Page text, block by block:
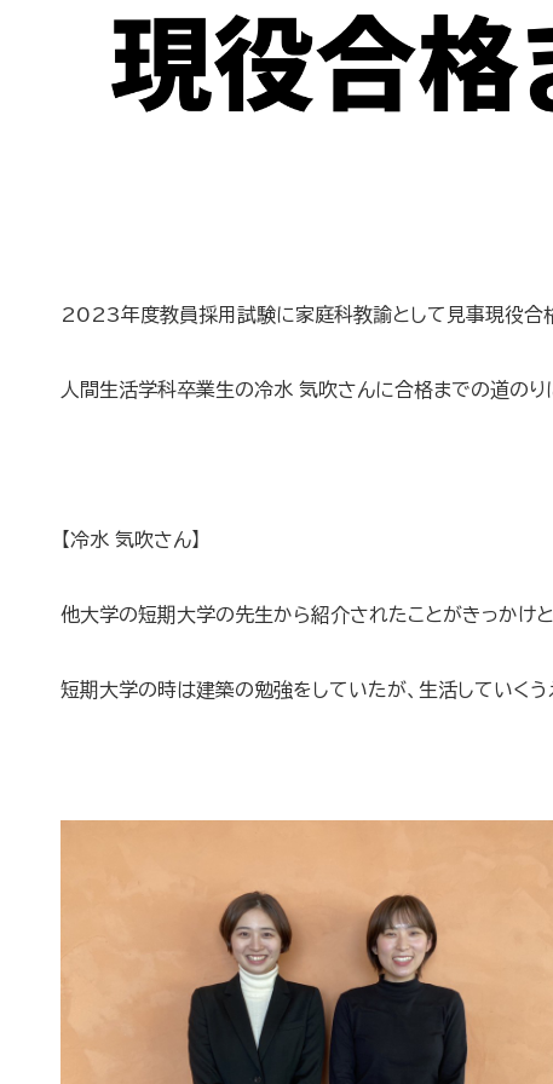
2023年度教員採用試験に家庭科教諭として見事現役合格
人間生活学科卒業生の冷水 気吹さんに合格までの道のり
【冷水 気吹さん】
他大学の短期大学の先生から紹介されたことがきっかけ
短期大学の時は建築の勉強をしていたが、生活していく